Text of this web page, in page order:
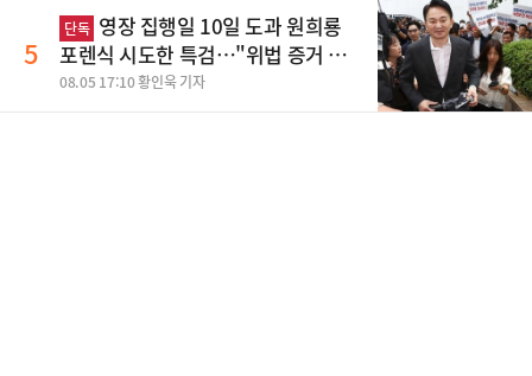
5
단독 영장 집행일 10일 도과 원희룡
포렌식 시도한 특검…"위법 증거 수
집" 지적
08.05 17:10 황인욱 기자